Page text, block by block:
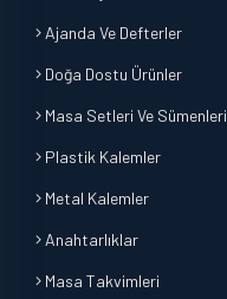
Ajanda Ve Defterler
Doğa Dostu Ürünler
Masa Setleri Ve Sümenleri
Plastik Kalemler
Metal Kalemler
Anahtarlıklar
Masa Takvimleri